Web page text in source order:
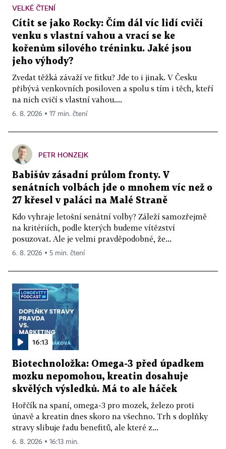
VELKÉ ČTENÍ
Cítit se jako Rocky: Čím dál víc lidí cvičí
venku s vlastní vahou a vrací se ke
kořenům silového tréninku. Jaké jsou
jeho výhody?
Zvedat těžká závaží ve fitku? Jde to i jinak. V Česku
přibývá venkovních posiloven a spolu s tím i těch, kteří
na nich cvičí s vlastní vahou....
6. 8. 2026 ▪ 17 min. čtení
PETR HONZEJK
Babišův zásadní průlom fronty. V
senátních volbách jde o mnohem víc než o
27 křesel v paláci na Malé Straně
Kdo vyhraje letošní senátní volby? Záleží samozřejmě
na kritériích, podle kterých budeme vítězství
posuzovat. Ale je velmi pravděpodobné, že...
6. 8. 2026 ▪ 5 min. čtení
16:13
Biotechnoložka: Omega-3 před úpadkem
mozku nepomohou, kreatin dosahuje
skvělých výsledků. Má to ale háček
Hořčík na spaní, omega-3 pro mozek, železo proti
únavě a kreatin dnes skoro na všechno. Trh s doplňky
stravy slibuje řadu benefitů, ale které z...
6. 8. 2026 ▪ 16:13 min.